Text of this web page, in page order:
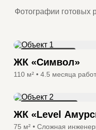
Фотографии готовых
ЖК «Символ»
110 м² • 4.5 месяца
ЖК «Level
75 м² • Сложная